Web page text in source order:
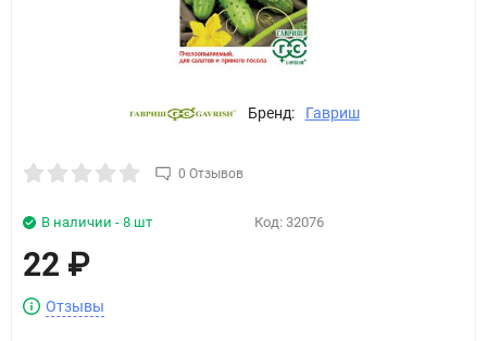
Бренд: Гавриш
0 Отзывов
В наличии - 8 шт Код: 32076
22 ₽
Отзывы